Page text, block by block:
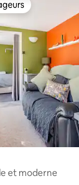
les plus
et moderne